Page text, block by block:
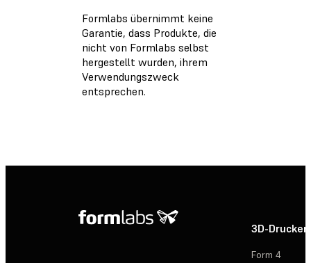
Formlabs übernimmt keine
Garantie, dass Produkte, die
nicht von Formlabs selbst
hergestellt wurden, ihrem
Verwendungszweck
entsprechen.
3D-Drucker
Form 4